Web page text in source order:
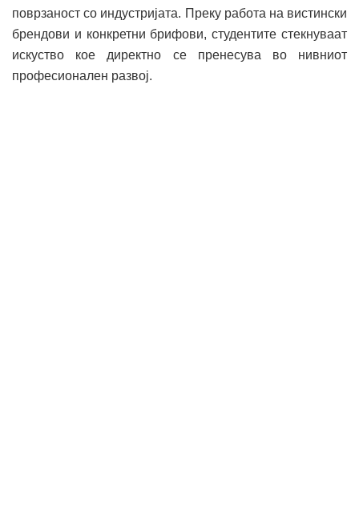
поврзаност со индустријата. Преку работа на вистински
брендови и конкретни брифови, студентите стекнуваат
искуство кое директно се пренесува во нивниот
професионален развој.